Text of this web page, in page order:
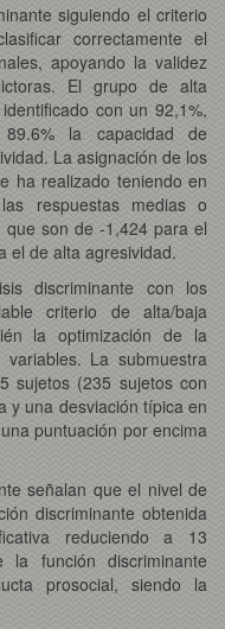
siguiendo el criterio
correctamente el
apoyando la validez
El grupo de alta
con un 92,1%,
la capacidad de
La asignación de los
ha realizado teniendo en
respuestas medias o
que son de -1,424 para el
el de alta agresividad.
discriminante con los
criterio de alta/baja
la optimización de la
La submuestra
sujetos (235 sujetos con
y una desviación típica en
puntuación por encima
señalan que el nivel de
discriminante obtenida
reduciendo a 13
función discriminante
prosocial, siendo la